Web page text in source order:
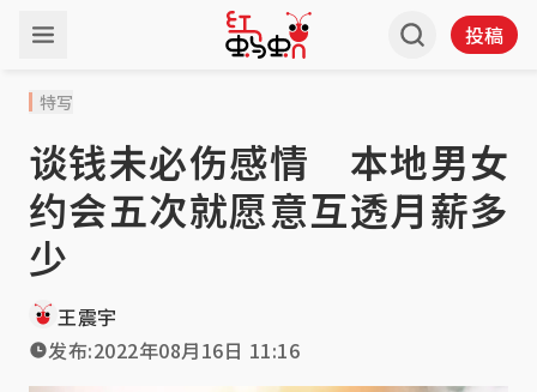
投稿
特写
谈钱未必伤感情 本地男女
约会五次就愿意互透月薪多
少
王震宇
发布:2022年08月16日 11:16